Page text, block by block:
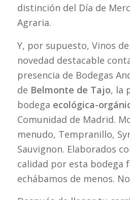
distinción del Día de
Agraria.
Y, por supuesto, Vinos
novedad destacable
presencia de Bodegas
de Belmonte de Tajo, la
bodega ecológica-
Comunidad de Madrid.
menudo, Tempranillo,
Sauvignon. Elaborados
calidad por esta bodega
echábamos de menos.